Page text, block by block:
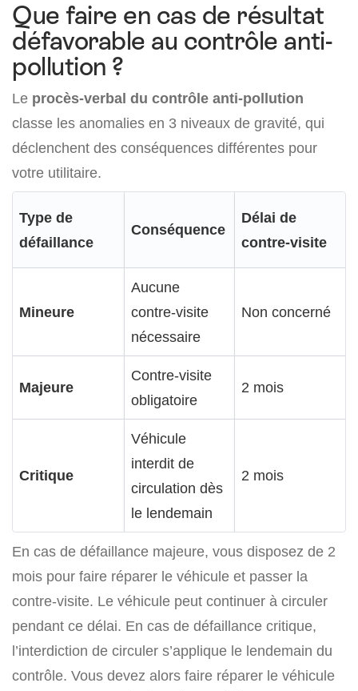
Que faire en cas de résultat
défavorable au contrôle anti-
pollution ?
Le procès-verbal du contrôle anti-pollution
classe les anomalies en 3 niveaux de gravité, qui
déclenchent des conséquences différentes pour
votre utilitaire.
Type de
défaillance
Conséquence
Délai de
contre-visite
Mineure
Aucune
contre-visite
nécessaire
Non concerné
Majeure
Contre-visite
obligatoire
2 mois
Critique
Véhicule
interdit de
circulation dès
le lendemain
2 mois
En cas de défaillance majeure, vous disposez de 2
mois pour faire réparer le véhicule et passer la
contre-visite. Le véhicule peut continuer à circuler
pendant ce délai. En cas de défaillance critique,
l’interdiction de circuler s’applique le lendemain du
contrôle. Vous devez alors faire réparer le véhicule